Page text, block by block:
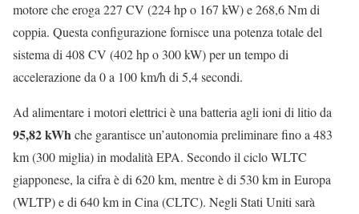
motore che eroga 227 CV (224 hp o 167 kW) e 268,6 Nm di
coppia. Questa configurazione fornisce una potenza totale del
sistema di 408 CV (402 hp o 300 kW) per un tempo di
accelerazione da 0 a 100 km/h di 5,4 secondi.
Ad alimentare i motori elettrici è una batteria agli ioni di litio da
95,82 kWhche garantisce un’autonomia preliminare fino a 483
km (300 miglia) in modalità EPA. Secondo il ciclo WLTC
giapponese, la cifra è di 620 km, mentre è di 530 km in Europa
(WLTP) e di 640 km in Cina (CLTC). Negli Stati Uniti sarà